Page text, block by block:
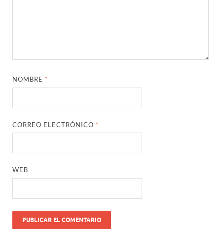
NOMBRE *
CORREO ELECTRÓNICO *
WEB